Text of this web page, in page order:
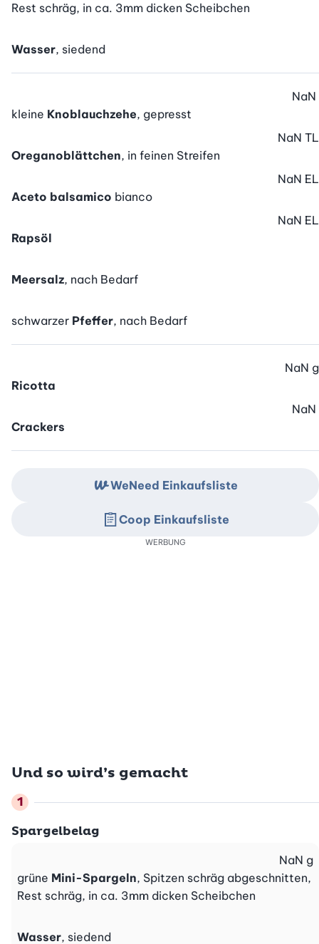
Rest schräg, in ca. 3mm dicken Scheibchen
Wasser, siedend
kleine Knoblauchzehe, gepresst
NaN
Oreganoblättchen, in feinen Streifen
NaN TL
Aceto balsamico bianco
NaN EL
Rapsöl
NaN EL
Meersalz, nach Bedarf
schwarzer Pfeffer, nach Bedarf
Ricotta
NaN g
Crackers
NaN
Und so wird’s gemacht
Spargelbelag
grüne Mini-Spargeln, Spitzen schräg abgeschnitten,
Rest schräg, in ca. 3mm dicken Scheibchen
NaN g
Wasser, siedend
WeNeed Einkaufsliste
Coop Einkaufsliste
WERBUNG